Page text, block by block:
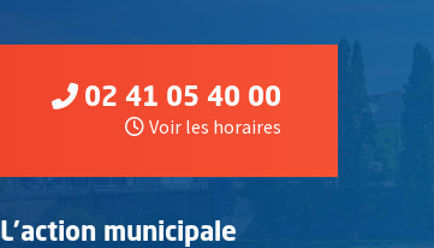
02 41 05 40 00
Voir les horaires
L'action municipale